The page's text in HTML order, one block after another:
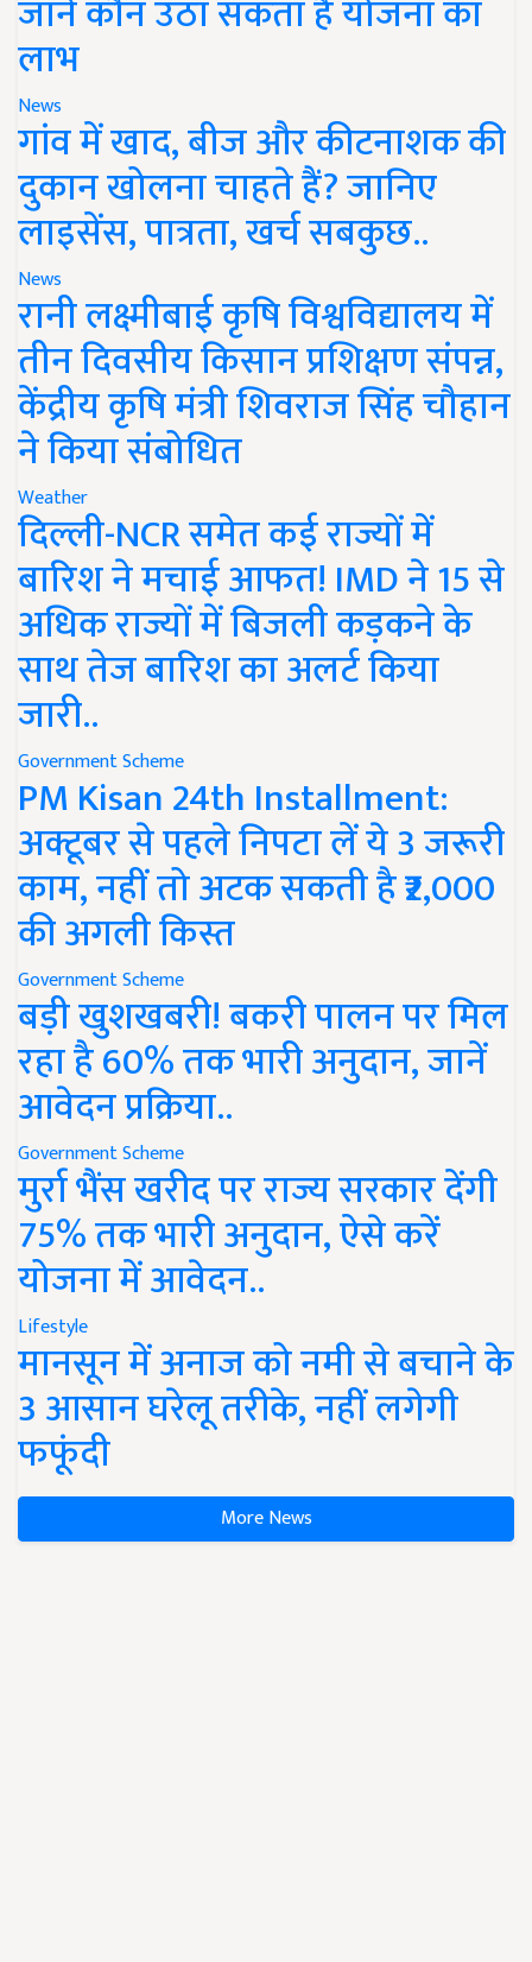
जानें कौन उठा सकता है योजना का
लाभ
News
गांव में खाद, बीज और कीटनाशक की
दुकान खोलना चाहते हैं? जानिए
लाइसेंस, पात्रता, खर्च सबकुछ..
News
रानी लक्ष्मीबाई कृषि विश्वविद्यालय में
तीन दिवसीय किसान प्रशिक्षण संपन्न,
केंद्रीय कृषि मंत्री शिवराज सिंह चौहान
ने किया संबोधित
Weather
दिल्ली-NCR समेत कई राज्यों में
बारिश ने मचाई आफत! IMD ने 15 से
अधिक राज्यों में बिजली कड़कने के
साथ तेज बारिश का अलर्ट किया
जारी..
Government Scheme
PM Kisan 24th Installment:
अक्टूबर से पहले निपटा लें ये 3 जरूरी
काम, नहीं तो अटक सकती है ₹2,000
की अगली किस्त
Government Scheme
बड़ी खुशखबरी! बकरी पालन पर मिल
रहा है 60% तक भारी अनुदान, जानें
आवेदन प्रक्रिया..
Government Scheme
मुर्रा भैंस खरीद पर राज्य सरकार देंगी
75% तक भारी अनुदान, ऐसे करें
योजना में आवेदन..
Lifestyle
मानसून में अनाज को नमी से बचाने के
3 आसान घरेलू तरीके, नहीं लगेगी
फफूंदी
More News